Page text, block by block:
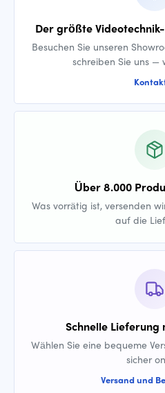
Der größte
Besuchen Sie unseren
schreiben Sie uns —
Über 8.000
Was vorrätig ist, versenden
auf die
Schnelle Lieferung
Wählen Sie eine bequeme
sicher
Versand und